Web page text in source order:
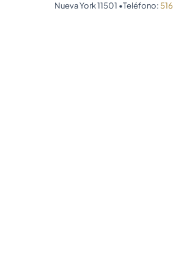
Nueva York 11501 •Teléfono: